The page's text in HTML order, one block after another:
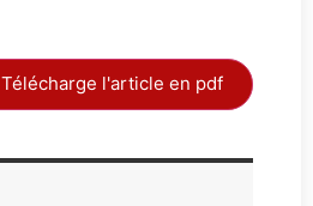
Télécharge l'article en pdf